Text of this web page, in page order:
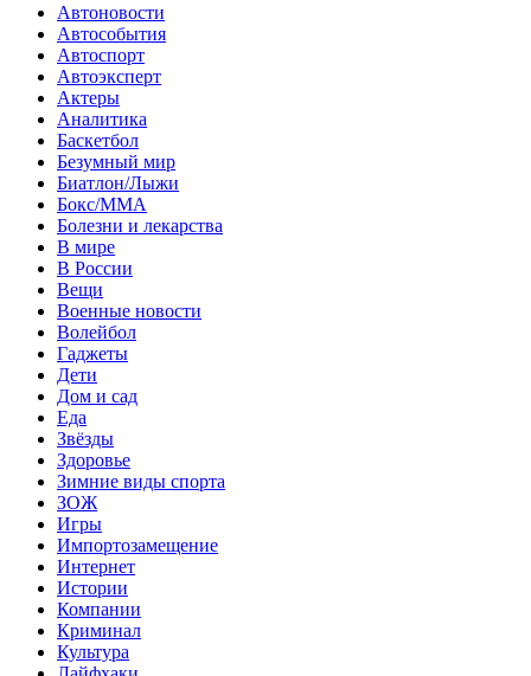
Автоновости
Автособытия
Автоспорт
Автоэксперт
Актеры
Аналитика
Баскетбол
Безумный мир
Биатлон/Лыжи
Бокс/MMA
Болезни и лекарства
В мире
В России
Вещи
Военные новости
Волейбол
Гаджеты
Дети
Дом и сад
Еда
Звёзды
Здоровье
Зимние виды спорта
ЗОЖ
Игры
Импортозамещение
Интернет
Истории
Компании
Криминал
Культура